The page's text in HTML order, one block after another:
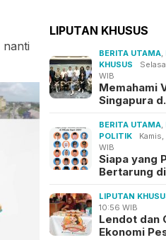
nanti
LIPUTAN KHUSUS
BERITA UTAMA,
KHUSUS
WIB
Memahami
Singapura
BERITA UTAMA,
POLITIK
WIB
Siapa yang
Bertarung
LIPUTAN
10:56 WIB
Lendot dan
Ekonomi